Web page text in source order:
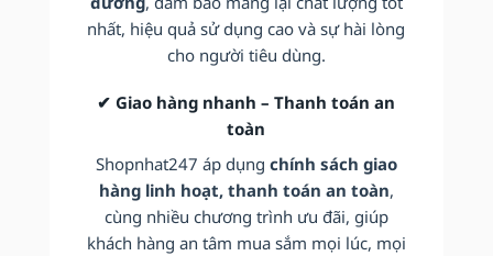
nhất, hiệu quả sử dụng cao và sự hài lòng
cho người tiêu dùng.
✔ Giao hàng nhanh – Thanh toán an
toàn
Shopnhat247 áp dụng chính sách giao
hàng linh hoạt, thanh toán an toàn,
cùng nhiều chương trình ưu đãi, giúp
khách hàng an tâm mua sắm mọi lúc, mọi